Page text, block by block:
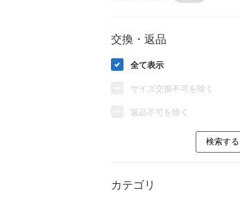
交換・返品
全て表示
サイズ交換不可を除く
返品不可を除く
カテゴリ